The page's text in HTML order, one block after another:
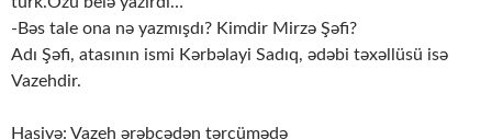
-Bəs tale ona nə yazmışdı? Kimdir Mirzə Şəfi?
Adı Şəfi, atasının ismi Kərbəlayi Sadıq, ədəbi təxəllüsü isə
Vazehdir.
Haşiyə: Vazeh ərəbcədən tərcümədə